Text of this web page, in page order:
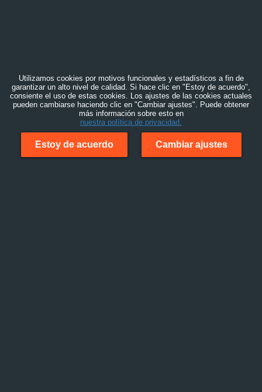
Utilizamos cookies por motivos funcionales y estadísticos a fin de
garantizar un alto nivel de calidad. Si hace clic en "Estoy de acuerdo",
consiente el uso de estas cookies. Los ajustes de las cookies actuales
pueden cambiarse haciendo clic en "Cambiar ajustes". Puede obtener
más información sobre esto en
nuestra política de privacidad.
Estoy de acuerdo Cambiar ajustes